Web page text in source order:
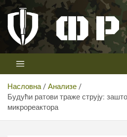
Скип
цонтент
Телевизија
Први војни канал у Србији
Насловна
Анализе
Будући ратови траже струју:
микрореактора